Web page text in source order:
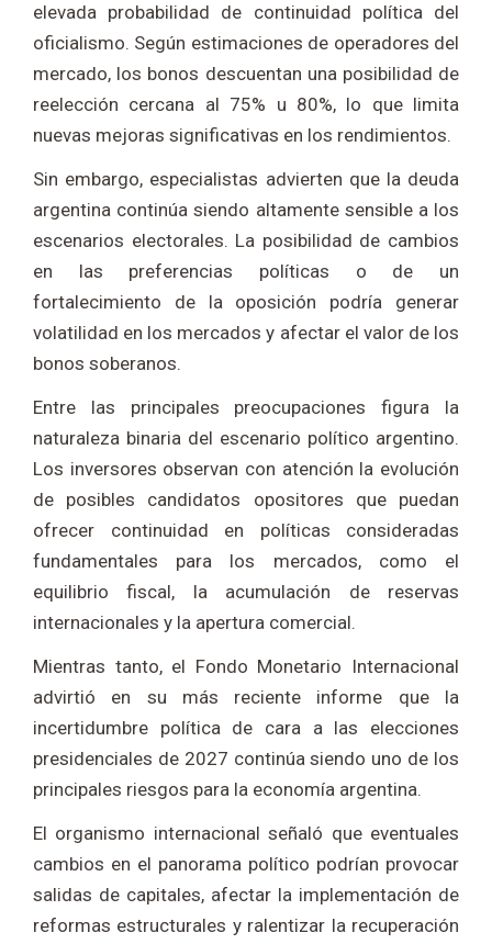
elevada probabilidad de continuidad política del
oficialismo. Según estimaciones de operadores del
mercado, los bonos descuentan una posibilidad de
reelección cercana al 75% u 80%, lo que limita
nuevas mejoras significativas en los rendimientos.
Sin embargo, especialistas advierten que la deuda
argentina continúa siendo altamente sensible a los
escenarios electorales. La posibilidad de cambios
en las preferencias políticas o de un
fortalecimiento de la oposición podría generar
volatilidad en los mercados y afectar el valor de los
bonos soberanos.
Entre las principales preocupaciones figura la
naturaleza binaria del escenario político argentino.
Los inversores observan con atención la evolución
de posibles candidatos opositores que puedan
ofrecer continuidad en políticas consideradas
fundamentales para los mercados, como el
equilibrio fiscal, la acumulación de reservas
internacionales y la apertura comercial.
Mientras tanto, el Fondo Monetario Internacional
advirtió en su más reciente informe que la
incertidumbre política de cara a las elecciones
presidenciales de 2027 continúa siendo uno de los
principales riesgos para la economía argentina.
El organismo internacional señaló que eventuales
cambios en el panorama político podrían provocar
salidas de capitales, afectar la implementación de
reformas estructurales y ralentizar la recuperación